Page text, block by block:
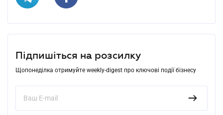
Підпишіться на розсилку
Щопонеділка отримуйте weekly-digest про ключові події бізнесу